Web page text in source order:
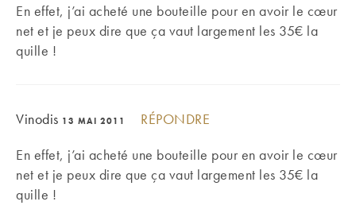
En effet, j’ai acheté une bouteille pour en avoir le cœur
net et je peux dire que ça vaut largement les 35€ la
quille !
Vinodis 13 MAI 2011
RÉPONDRE
En effet, j’ai acheté une bouteille pour en avoir le cœur
net et je peux dire que ça vaut largement les 35€ la
quille !